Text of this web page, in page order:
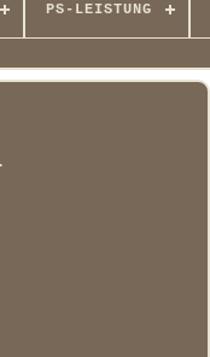
PS-LEISTUNG